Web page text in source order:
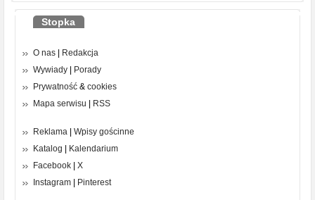
Stopka
O nas
Redakcja
Wywiady
Porady
Prywatność & cookies
Mapa serwisu
RSS
Reklama
Wpisy gościnne
Katalog
Kalendarium
Facebook
X
Instagram
Pinterest